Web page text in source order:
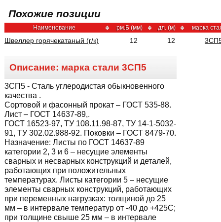
Похожие позиции
Наименование рм.Б (мм) дл. (м) марка
Швеллер горячекатаный (г/к) 12 12
Описание: марка стали 3СП5
3СП5 - Сталь углеродистая обыкновенного
качества .
Сортовой и фасонный прокат – ГОСТ 535-88.
Лист – ГОСТ 14637-89,.
ГОСТ 16523-97, ТУ 108.11.98-87, ТУ 14-1-5032-
91, ТУ 302.02.988-92. Поковки – ГОСТ 8479-70.
Назначение: Листы по ГОСТ 14637-89
категории 2, 3 и 6 – несущие элементы
сварных и несварных конструкций и деталей,
работающих при положительных
температурах. Листы категории 5 – несущие
элементы сварных конструкций, работающих
при переменных нагрузках: толщиной до 25
мм – в интервале температур от -40 до +425С;
при толщине свыше 25 мм – в интервале